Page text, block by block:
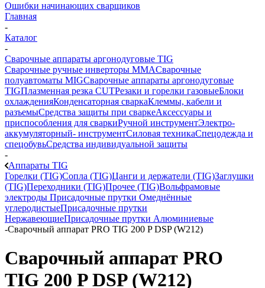
Ошибки начинающих сварщиков
Главная
-
Каталог
-
Сварочные аппараты аргонодуговые TIG
Сварочные ручные инверторы MMAСварочные
полуавтоматы MIGСварочные аппараты аргонодуговые
TIGПлазменная резка CUTРезаки и горелки газовыеБлоки
охлажденияКонденсаторная сваркаКлеммы, кабели и
разъемыСредства защиты при сваркеАксессуары и
приспособления для сваркиРучной инструментЭлектро-
аккумуляторный- инструментСиловая техникаСпецодежда и
спецобувьСредства индивидуальной защиты
-
Аппараты TIG
Горелки (TIG)Сопла (TIG)Цанги и держатели (TIG)Заглушки
(TIG)Переходники (TIG)Прочее (TIG)Вольфрамовые
электроды Присадочные прутки Омеднённые
углеродистыеПрисадочные прутки
НержавеющиеПрисадочные прутки Алюминиевые
-Сварочный аппарат PRO TIG 200 P DSP (W212)
Сварочный аппарат PRO
TIG 200 P DSP (W212)